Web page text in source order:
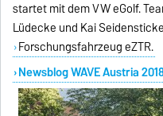
startet mit dem VW eGolf.
Lüdecke und Kai
Forschungsfahrzeug eZTR.
Newsblog WAVE Austria